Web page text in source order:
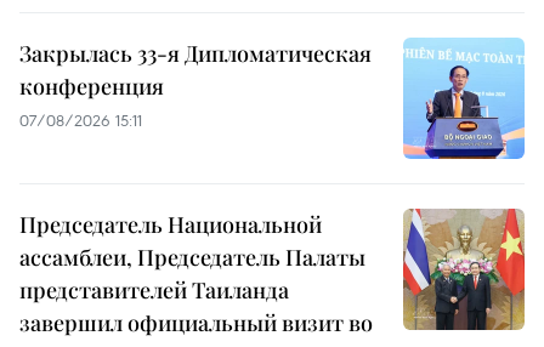
Закрылась 33-я Дипломатическая
конференция
07/08/2026 15:11
Председатель Национальной
ассамблеи, Председатель Палаты
представителей Таиланда
завершил официальный визит во